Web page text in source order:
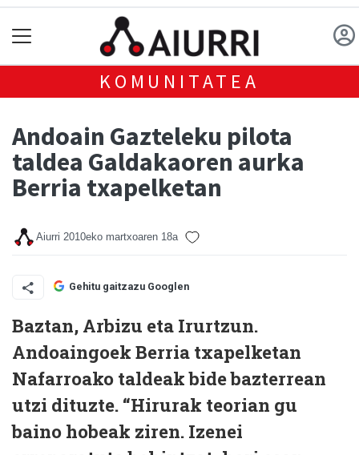
KOMUNITATEA
Andoain Gazteleku pilota
taldea Galdakaoren aurka
Berria txapelketan
Aiurri 2010eko martxoaren 18a
Gehitu gaitzazu Googlen
Baztan, Arbizu eta Irurtzun.
Andoaingoek Berria txapelketan
Nafarroako taldeak bide bazterrean
utzi dituzte. “Hirurak teorian gu
baino hobeak ziren. Izenei